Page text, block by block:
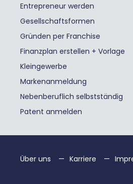
Entrepreneur werden
Gesellschaftsformen
Gründen per Franchise
Finanzplan erstellen + Vorlage
Kleingewerbe
Markenanmeldung
Nebenberuflich selbstständig
Patent anmelden
Über uns Karriere